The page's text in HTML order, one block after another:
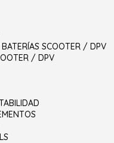
BATERÍAS SCOOTER / DPV
/ DPV